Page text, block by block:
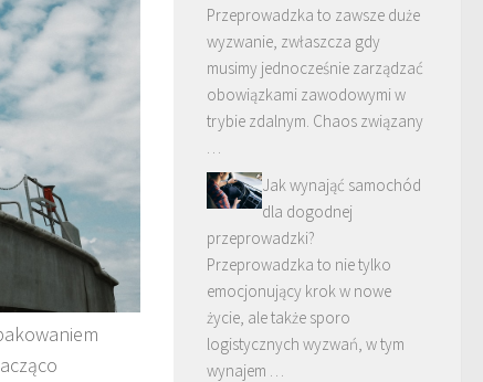
Przeprowadzka to zawsze duże
wyzwanie, zwłaszcza gdy
musimy jednocześnie zarządzać
obowiązkami zawodowymi w
trybie zdalnym. Chaos związany
…
Jak wynająć samochód
dla dogodnej
przeprowadzki?
Przeprowadzka to nie tylko
emocjonujący krok w nowe
życie, ale także sporo
logistycznych wyzwań, w tym
wynajem …